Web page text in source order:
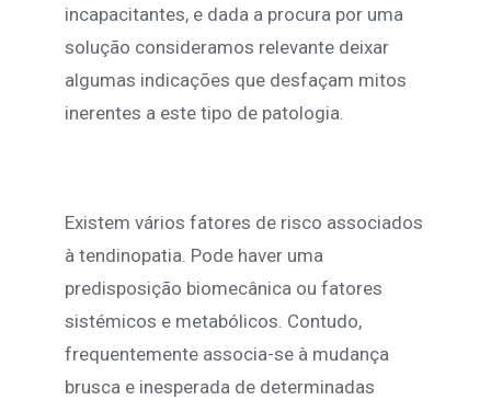
incapacitantes, e dada a procura por uma
solução consideramos relevante deixar
algumas indicações que desfaçam mitos
inerentes a este tipo de patologia.
Existem vários fatores de risco associados
à tendinopatia. Pode haver uma
predisposição biomecânica ou fatores
sistémicos e metabólicos. Contudo,
frequentemente associa-se à mudança
brusca e inesperada de determinadas